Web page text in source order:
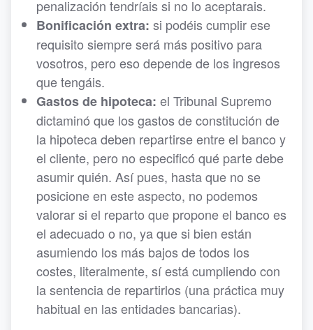
penalización tendríais si no lo aceptarais.
Bonificación extra: si podéis cumplir ese
requisito siempre será más positivo para
vosotros, pero eso depende de los ingresos
que tengáis.
Gastos de hipoteca: el Tribunal Supremo
dictaminó que los gastos de constitución de
la hipoteca deben repartirse entre el banco y
el cliente, pero no especificó qué parte debe
asumir quién. Así pues, hasta que no se
posicione en este aspecto, no podemos
valorar si el reparto que propone el banco es
el adecuado o no, ya que si bien están
asumiendo los más bajos de todos los
costes, literalmente, sí está cumpliendo con
la sentencia de repartirlos (una práctica muy
habitual en las entidades bancarias).